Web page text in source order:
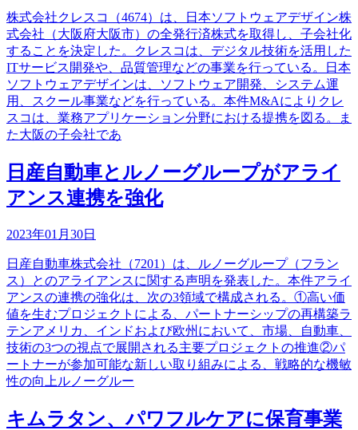
株式会社クレスコ（4674）は、日本ソフトウェアデザイン株
式会社（大阪府大阪市）の全発行済株式を取得し、子会社化
することを決定した。クレスコは、デジタル技術を活用した
ITサービス開発や、品質管理などの事業を行っている。日本
ソフトウェアデザインは、ソフトウェア開発、システム運
用、スクール事業などを行っている。本件M&Aによりクレ
スコは、業務アプリケーション分野における提携を図る。ま
た大阪の子会社であ
日産自動車とルノーグループがアライ
アンス連携を強化
2023年01月30日
日産自動車株式会社（7201）は、ルノーグループ（フラン
ス）とのアライアンスに関する声明を発表した。本件アライ
アンスの連携の強化は、次の3領域で構成される。①高い価
値を生むプロジェクトによる、パートナーシップの再構築ラ
テンアメリカ、インドおよび欧州において、市場、自動車、
技術の3つの視点で展開される主要プロジェクトの推進②パ
ートナーが参加可能な新しい取り組みによる、戦略的な機敏
性の向上ルノーグルー
キムラタン、パワフルケアに保育事業